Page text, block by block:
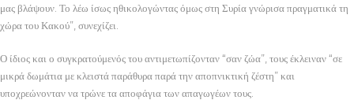
μας βλάψουν. Το λέω ίσως ηθικολογώντας όμως στη Συρία γνώρισα πραγματικά τη
χώρα του Κακού”, συνεχίζει.
Ο ίδιος και ο συγκρατούμενός του αντιμετωπίζονταν “σαν ζώα”, τους έκλειναν “σε
μικρά δωμάτια με κλειστά παράθυρα παρά την αποπνικτική ζέστη” και
υποχρεώνονταν να τρώνε τα αποφάγια των απαγωγέων τους.